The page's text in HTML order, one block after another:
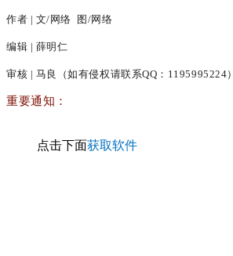
作者 | 文/网络 图/网络
编辑 | 薛明仁
审核 | 马良（如有侵权请联系QQ：1195995224）
重要通知：
点击下面获取软件